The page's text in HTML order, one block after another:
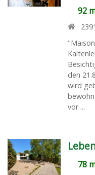
92
2391
den
wird
vor ...
78